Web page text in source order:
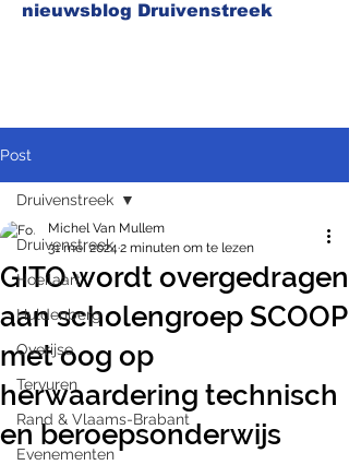
nieuwsblog Druivenstreek
Post
Druivenstreek
Hoeilaart
Huldenberg
Overijse
Tervuren
Rand & Vlaams-Brabant
Evenementen
Druivenstreek
GITO wordt overgedragen
aan scholengroep SCOOP
met oog op
herwaardering technisch
en beroepsonderwijs
Michel Van Mullem
31 mei 2024 2 minuten om te lezen